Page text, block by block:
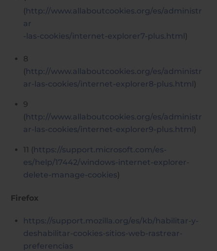
(http://www.allaboutcookies.org/es/administr
ar
-las-cookies/internet-explorer7-plus.html)
8
(http://www.allaboutcookies.org/es/administr
ar-las-cookies/internet-explorer8-plus.html)
9
(http://www.allaboutcookies.org/es/administr
ar-las-cookies/internet-explorer9-plus.html)
11 (https://support.microsoft.com/es-
es/help/17442/windows-internet-explorer-
delete-manage-cookies)
Firefox
https://support.mozilla.org/es/kb/habilitar-y-
deshabilitar-cookies-sitios-web-rastrear-
preferencias